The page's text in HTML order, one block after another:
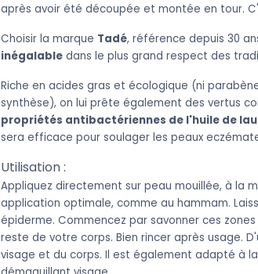
après avoir été découpée et montée en tour.
Choisir la marque Tadé, référence depuis 30
inégalable dans le plus grand respect des
Riche en acides gras et écologique (ni
synthèse), on lui prête également des vertus
propriétés antibactériennes de l'huile de
sera efficace pour soulager les peaux
Utilisation :
Appliquez directement sur peau mouillée, à la
application optimale, comme au hammam.
épiderme. Commencez par savonner ces
reste de votre corps. Bien rincer après usage.
visage et du corps. Il est également adapté à